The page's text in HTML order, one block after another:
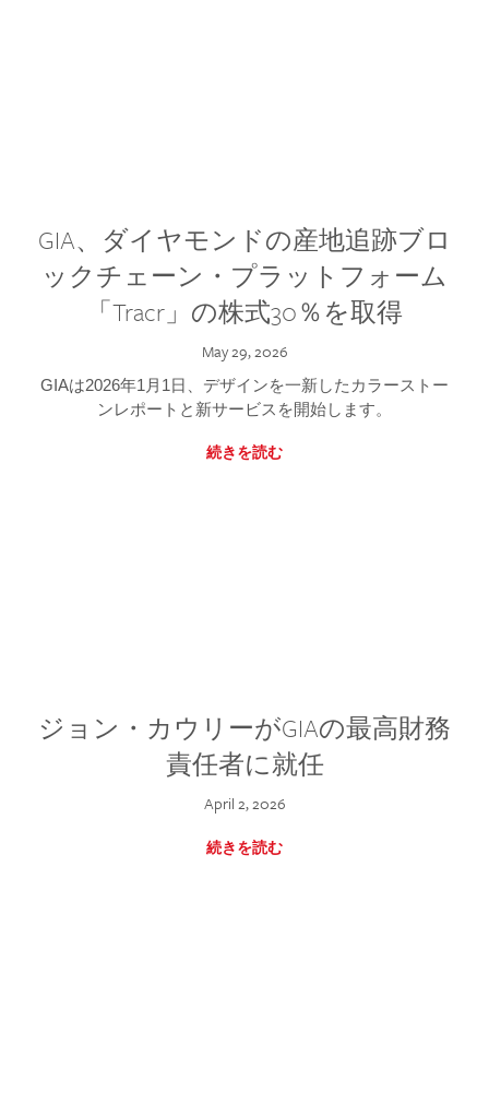
GIA、ダイヤモンドの産地追跡ブロ
ックチェーン・プラットフォーム
「Tracr」の株式30％を取得
May 29, 2026
GIAは2026年1月1日、デザインを一新したカラーストー
ンレポートと新サービスを開始します。
続きを読む
ジョン・カウリーがGIAの最高財務
責任者に就任
April 2, 2026
続きを読む